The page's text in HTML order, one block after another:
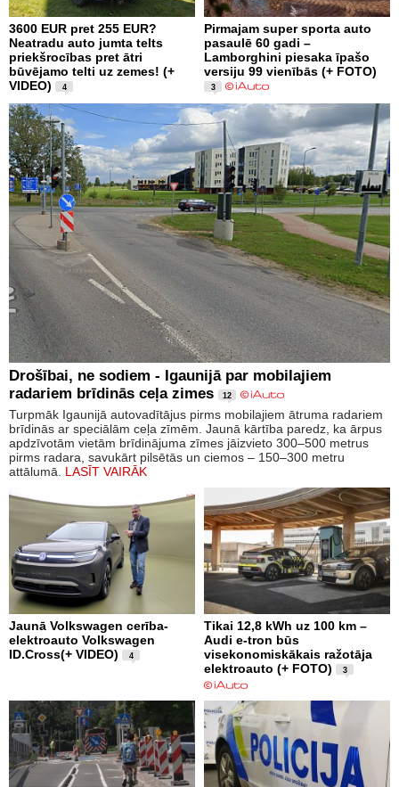
3600 EUR pret 255 EUR?
Neatradu auto jumta telts
priekšrocības pret ātri
būvējamo telti uz zemes! (+
VIDEO)
4
Pirmajam super sporta auto
pasaulē 60 gadi –
Lamborghini piesaka īpašo
versiju 99 vienībās (+ FOTO)
3
Drošībai, ne sodiem - Igaunijā par mobilajiem
radariem brīdinās ceļa zimes
12
Turpmāk Igaunijā autovadītājus pirms mobilajiem ātruma radariem
brīdinās ar speciālām ceļa zīmēm. Jaunā kārtība paredz, ka ārpus
apdzīvotām vietām brīdinājuma zīmes jāizvieto 300–500 metrus
pirms radara, savukārt pilsētās un ciemos – 150–300 metru
attālumā. LASĪT VAIRĀK
Jaunā Volkswagen cerība-
elektroauto Volkswagen
ID.Cross(+ VIDEO)
4
Tikai 12,8 kWh uz 100 km –
Audi e-tron būs
visekonomiskākais ražotāja
elektroauto (+ FOTO)
3